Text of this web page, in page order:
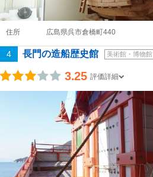
住所 広島県呉市倉橋町440
4 長門の造船歴史館 美術館・博物館
3.25 評価詳細